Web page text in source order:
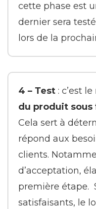
cette phase est
dernier sera
lors de la
4 – Test : c’est
du produit
Cela sert à
répond aux
clients.
d’acceptation,
première étape.
satisfaisants, le